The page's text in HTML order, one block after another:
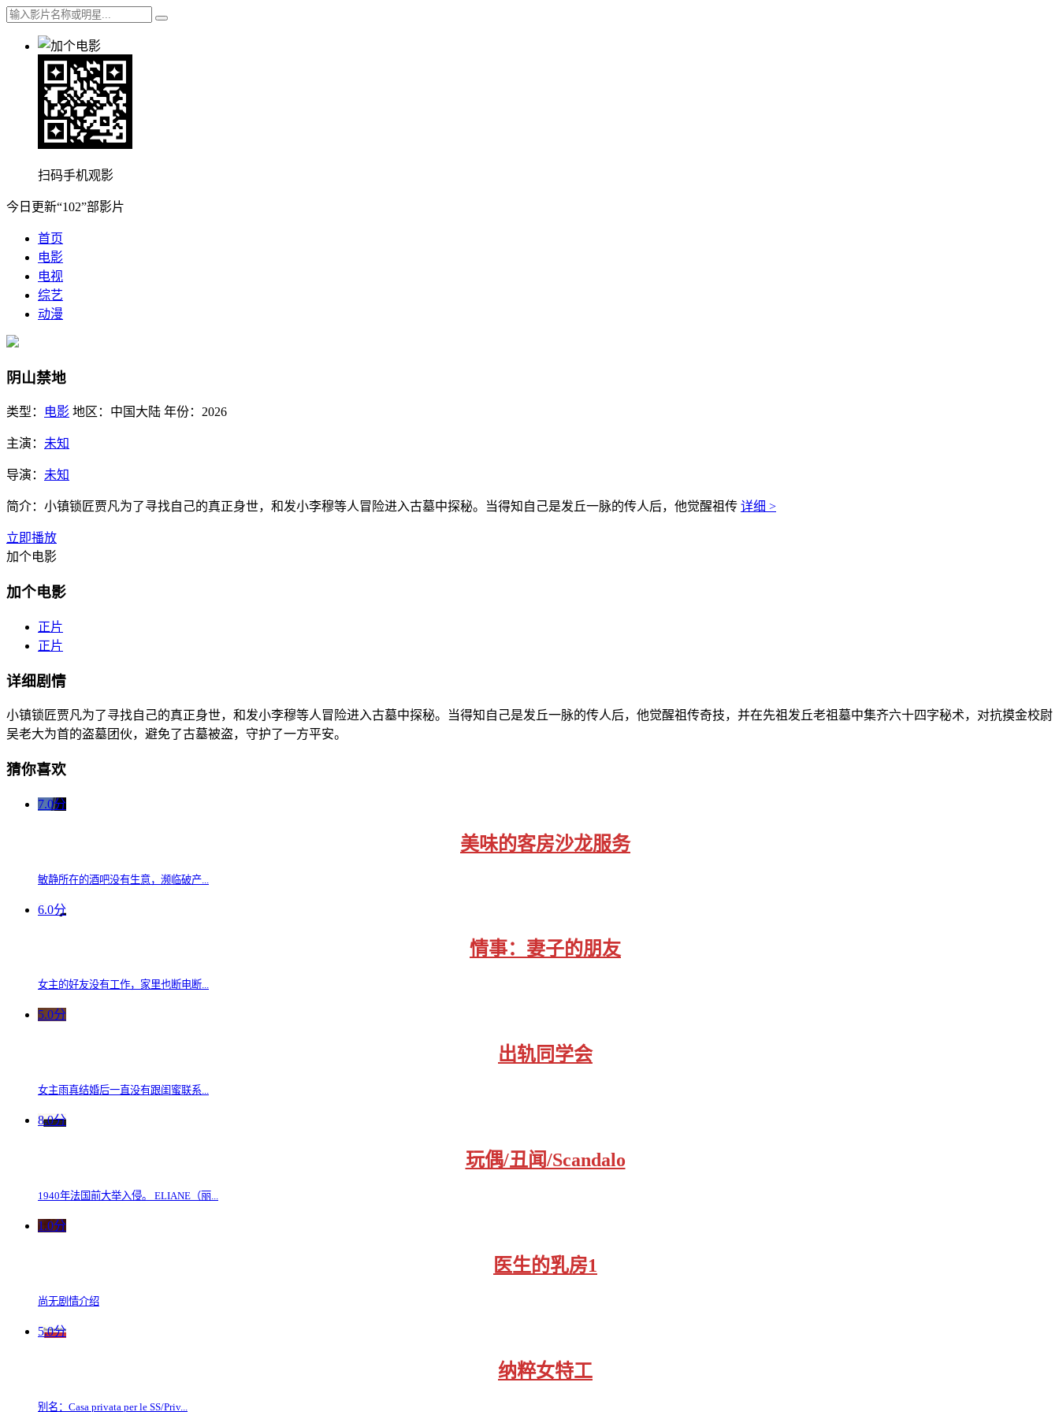
扫码手机观影
今日更新“102”部影片
首页
电影
电视
综艺
动漫
阴山禁地
类型： 电影 地区： 中国大陆 年份： 2026
主演： 未知
导演： 未知
简介： 小镇锁匠贾凡为了寻找自己的真正身世，和发小李穆等人冒险进入古墓中探秘。当得知自己是发丘一脉的传人后，他觉醒祖传 详细 >
立即播放
加个电影
加个电影
正片
正片
详细剧情
小镇锁匠贾凡为了寻找自己的真正身世，和发小李穆等人冒险进入古墓中探秘。当得知自己是发丘一脉的传人后，他觉醒祖传奇技，并在先祖发丘老祖墓中集齐六十四字秘术，对抗摸金校尉
吴老大为首的盗墓团伙，避免了古墓被盗，守护了一方平安。
猜你喜欢
7.0分
美味的客房沙龙服务
敏静所在的酒吧没有生意，濒临破产...
6.0分
情事：妻子的朋友
女主的好友没有工作，家里也断电断...
5.0分
出轨同学会
女主雨真结婚后一直没有跟闺蜜联系...
8.0分
玩偶/丑闻/Scandalo
1940年法国前大举入侵。 ELIANE（丽...
1.0分
医生的乳房1
尚无剧情介绍
5.0分
纳粹女特工
别名：Casa privata per le SS/Priv...